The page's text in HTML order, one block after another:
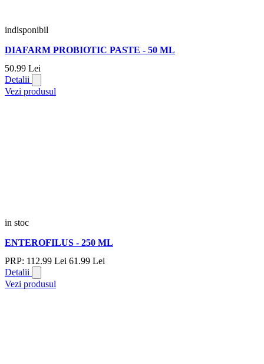
indisponibil
DIAFARM PROBIOTIC PASTE - 50 ML
50.99 Lei
Detalii
Vezi produsul
in stoc
ENTEROFILUS - 250 ML
PRP: 112.99 Lei 61.99 Lei
Detalii
Vezi produsul